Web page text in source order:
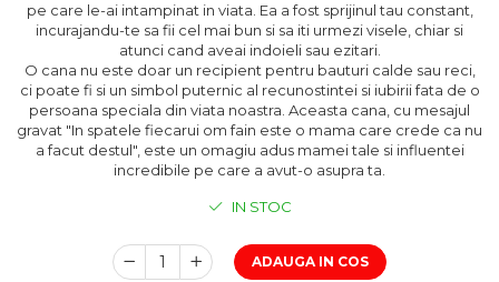
pe care le-ai intampinat in viata. Ea a fost sprijinul tau constant,
incurajandu-te sa fii cel mai bun si sa iti urmezi visele, chiar si
atunci cand aveai indoieli sau ezitari.
O cana nu este doar un recipient pentru bauturi calde sau reci,
ci poate fi si un simbol puternic al recunostintei si iubirii fata de o
persoana speciala din viata noastra. Aceasta cana, cu mesajul
gravat "In spatele fiecarui om fain este o mama care crede ca nu
a facut destul", este un omagiu adus mamei tale si influentei
incredibile pe care a avut-o asupra ta.
IN STOC
ADAUGA IN COS